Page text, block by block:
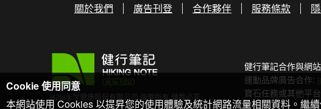
關於我們 廣告刊登 合作夥伴 服務條款
H2U永悅健康股份有限公司 版權所有 轉載必究
健行筆記合作與網
運動品牌廣告合作:
寶石任務或其他平
Cookie 使用同意
本網站使用 Cookies 以提昇您的使用體驗及統計網路流量相關資料。